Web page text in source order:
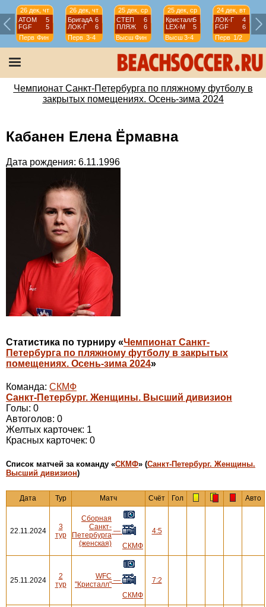
26 дек, чт
АТОМ
5
FGF
5
Перв Фин
26 дек, чт
БригадА 6
ЛОК-Г
6
Перв 3-4
25 дек, ср
СТЕП
6
ПЛЯЖ
6
Высш Фин
25 дек, ср
Кристалл5
LEX-М
5
Высш 3-4
24 дек, вт
ЛОК-Г
4
FGF
6
Перв 1/2
Чемпионат Санкт-Петербурга по пляжному футболу в
закрытых помещениях. Осень-зима 2024
Кабанен Елена Ёрмавна
Дата рождения: 6.11.1996
Статистика по турниру «Чемпионат Санкт-
Петербурга по пляжному футболу в закрытых
помещениях. Осень-зима 2024»
Команда: СКМФ
Санкт-Петербург. Женщины. Высший дивизион
Голы: 0
Автоголов: 0
Желтых карточек: 1
Красных карточек: 0
Cписок матчей за команду «СКМФ» (Санкт-Петербург. Женщины.
Высший дивизион)
Дата Тур Матч Счёт Гол Авто
22.11.2024
3
тур
Сборная
Санкт-
Петербурга
(женская)
—
СКМФ
4:5
25.11.2024
2
тур
WFC
"Кристалл" —
СКМФ
7:2